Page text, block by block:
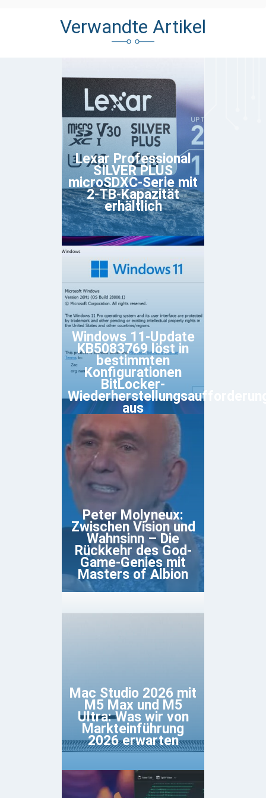
Verwandte Artikel
Lexar Professional
SILVER PLUS
microSDXC-Serie mit
2-TB-Kapazität
erhältlich
Windows 11-Update
KB5083769 löst in
bestimmten
Konfigurationen
BitLocker-
aus
Peter Molyneux:
Zwischen Vision und
Wahnsinn – Die
Rückkehr des God-
Game-Genies mit
Masters of Albion
Mac Studio 2026 mit
M5 Max und M5
Ultra: Was wir von
Markteinführung
2026 erwarten